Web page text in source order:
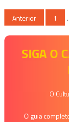
Paginação
de
posts
Anterior 1
SIGA O
O
O guia